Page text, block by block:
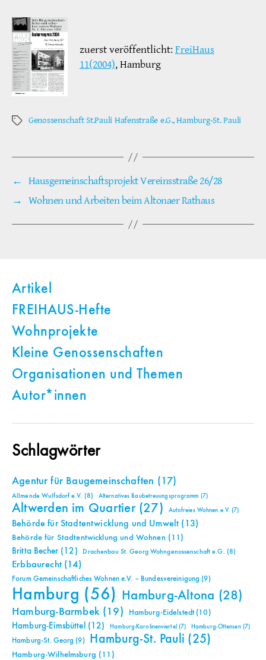
zuerst veröffentlicht:FreiHaus
11(2004), Hamburg
Schlagwörter
Genossenschaft St.Pauli Hafenstraße e.G.,Hamburg-St. Pauli
← Hausgemeinschaftsprojekt Vereinsstraße 26/28
→ Wohnen und Arbeiten beim Altonaer Rathaus
Artikel
FREIHAUS-Hefte
Wohnprojekte
Kleine Genossenschaften
Organisationen und Themen
Autor*innen
Schlagwörter
Agentur für Baugemeinschaften (17)
Allmende Wulfsdorf e.V. (8) Alternatives Baubetreuungsprogramm (7)
Altwerden im Quartier(27) Autofreies Wohnen e.V. (7)
Behörde für Stadtentwicklung und Umwelt (13)
Behörde für Stadtentwicklung und Wohnen(11)
Britta Becher(12) Drachenbau St. Georg Wohngenossenschaft e.G. (8)
Erbbaurecht(14)
Forum Gemeinschaftliches Wohnen e.V. – Bundesvereinigung (9)
Hamburg (56) Hamburg-Altona (28)
Hamburg-Barmbek(19) Hamburg-Eidelstedt(10)
Hamburg-Eimsbüttel (12) Hamburg-Karolinenviertel (7) Hamburg-Ottensen(7)
Hamburg-St. Georg (9) Hamburg-St. Pauli (25)
Hamburg-Wilhelmsburg (11)